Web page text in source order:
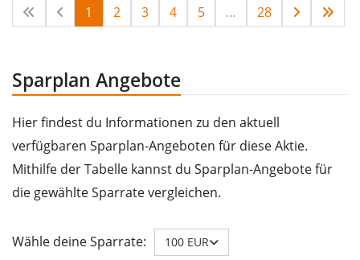
1 2 3 4 5 … 28
Sparplan Angebote
Hier findest du Informationen zu den aktuell
verfügbaren Sparplan-Angeboten für diese Aktie.
Mithilfe der Tabelle kannst du Sparplan-Angebote für
die gewählte Sparrate vergleichen.
Wähle deine Sparrate: 100 EUR